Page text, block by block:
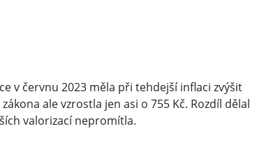
v červnu 2023 měla při tehdejší inflaci zvýšit
ale vzrostla jen asi o 755 Kč. Rozdíl dělal
valorizací nepromítla.